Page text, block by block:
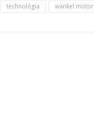
technológia wankel motor